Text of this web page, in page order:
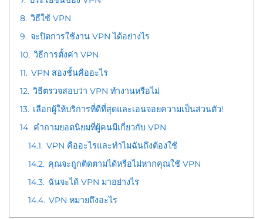
8. วิธีใช้ VPN
9. จะปิดการใช้งาน VPN ได้อย่างไร
10. วิธีการตั้งค่า VPN
11. VPN สองชั้นคืออะไร
12. วิธีตรวจสอบว่า VPN ทำงานหรือไม่
13. เลือกผู้ให้บริการที่ดีที่สุดและเอนจอยความเป็นส่วนตัว!
14. คำถามยอดนิยมที่ผู้คนมีเกี่ยวกับ VPN
14.1. VPN คืออะไรและทำไมฉันถึงต้องใช้
14.2. คุณจะถูกติดตามได้หรือไม่หากคุณใช้ VPN
14.3. ฉันจะได้ VPN มาอย่างไร
14.4. VPN หมายถึงอะไร